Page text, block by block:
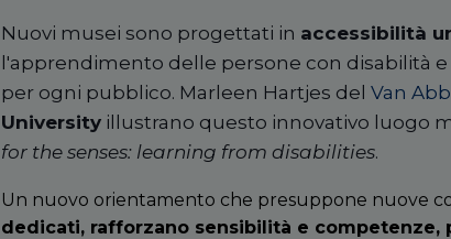
Nuovi musei sono progettati in accessibilità
l'apprendimento delle persone con disabilità
per ogni pubblico. Marleen Hartjes del Van
Universityillustrano questo innovativo luogo
for the senses: learning from disabilities.
Un nuovo orientamento che presuppone nuove
dedicati, rafforzano sensibilità e competenze,